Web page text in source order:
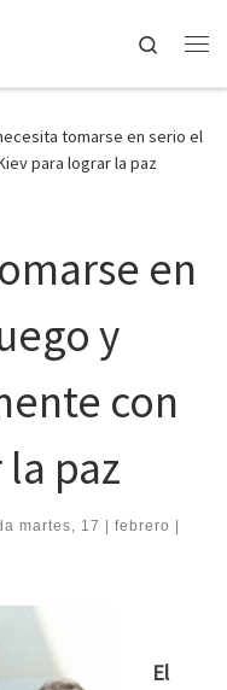
Search
tomarse en serio el
para lograr la paz
en
y
con
paz
martes, 17 | febrero |
El